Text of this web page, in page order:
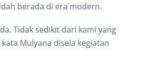
berada di era modern.
Tidak sedikit dari kami yang
Mulyana disela kegiatan